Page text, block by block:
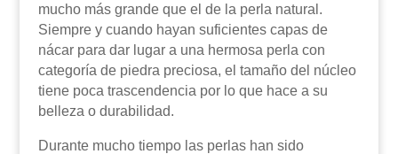
mucho más grande que el de la perla natural.
Siempre y cuando hayan suficientes capas de
nácar para dar lugar a una hermosa perla con
categoría de piedra preciosa, el tamaño del núcleo
tiene poca trascendencia por lo que hace a su
belleza o durabilidad.
Durante mucho tiempo las perlas han sido